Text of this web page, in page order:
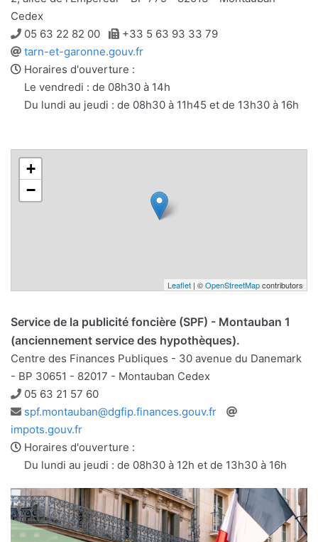
Cedex
Téléphone
05 63 22 82 00 Télécopie
+33 5 63 93 33 79
Site
web
tarn-et-garonne.gouv.fr
Horaires d'ouverture :
Le vendredi : de 08h30 à 14h
Du lundi au jeudi : de 08h30 à 11h45 et de 13h30 à 16h
+
−
Leaflet | ©OpenStreetMapcontributors
Service de la publicité foncière (SPF) - Montauban 1
(anciennement service des hypothèques).
Centre des Finances Publiques - 30 avenue du Danemark
- BP 30651 - 82017 - Montauban Cedex
Téléphone
05 63 21 57 60
Adresse
e-
mail
spf.montauban@dgfip.finances.gouv.fr
impots.gouv.fr
Horaires d'ouverture :
Du lundi au jeudi : de 08h30 à 12h et de 13h30 à 16h